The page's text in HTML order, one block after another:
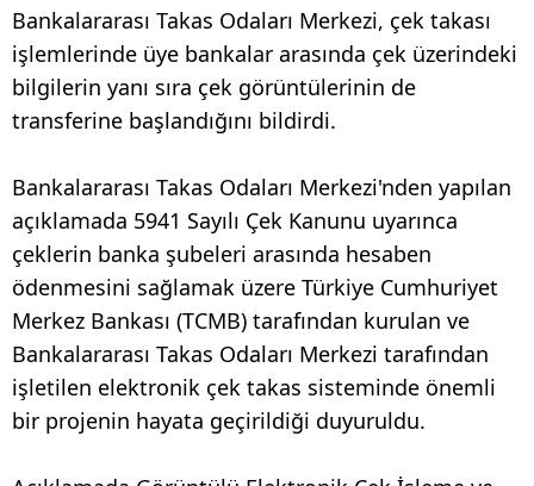
Bankalararası Takas Odaları Merkezi, çek takası
işlemlerinde üye bankalar arasında çek üzerindeki
bilgilerin yanı sıra çek görüntülerinin de
transferine başlandığını bildirdi.
Bankalararası Takas Odaları Merkezi'nden yapılan
açıklamada 5941 Sayılı Çek Kanunu uyarınca
çeklerin banka şubeleri arasında hesaben
ödenmesini sağlamak üzere Türkiye Cumhuriyet
Merkez Bankası (TCMB) tarafından kurulan ve
Bankalararası Takas Odaları Merkezi tarafından
işletilen elektronik çek takas sisteminde önemli
bir projenin hayata geçirildiği duyuruldu.